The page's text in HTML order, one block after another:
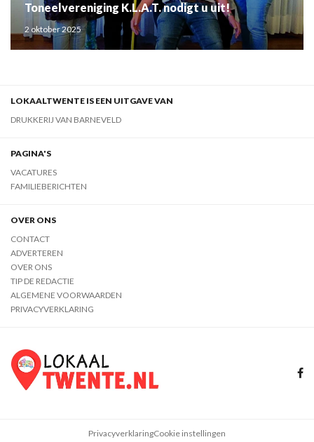
Toneelvereniging K.L.A.T. nodigt u uit!
2 oktober 2025
LOKAALTWENTE IS EEN UITGAVE VAN
DRUKKERIJ VAN BARNEVELD
PAGINA'S
VACATURES
FAMILIEBERICHTEN
OVER ONS
CONTACT
ADVERTEREN
OVER ONS
TIP DE REDACTIE
ALGEMENE VOORWAARDEN
PRIVACYVERKLARING
PrivacyverklaringCookie instellingen